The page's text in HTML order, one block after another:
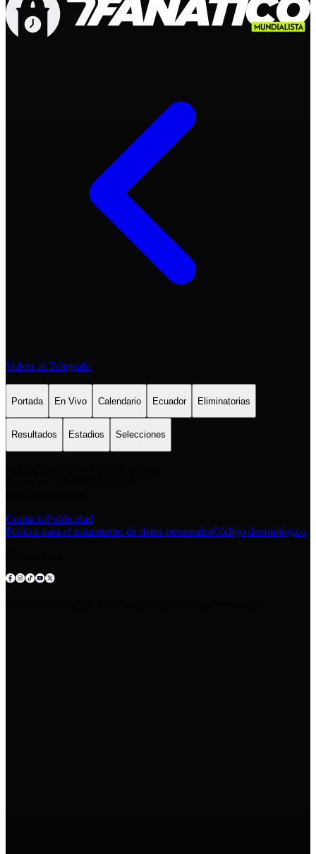
Volver al Telégrafo
Portada En Vivo Calendario Ecuador Eliminatorias
Resultados Estadios Selecciones
ContactoPublicidad
Política para el tratamiento de datos personalesCódigo deontológico